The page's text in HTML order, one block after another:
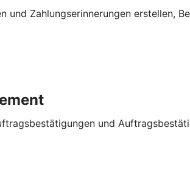
und Zahlungserinnerungen erstellen,
und